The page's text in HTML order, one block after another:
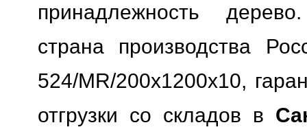
принадлежность
страна производства
524/MR/200x1200x10,
отгрузки со складов в